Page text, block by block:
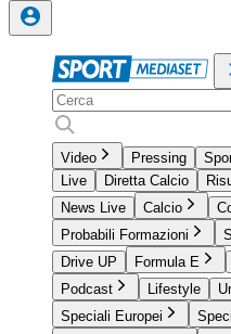
Video Pressing
Live
Diretta Calcio
News Live
Calcio
Probabili Formazioni
Drive UP
Formula E
Podcast
Lifestyle
Speciali Europei